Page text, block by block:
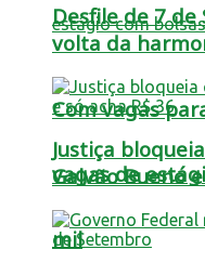
Com vagas
vagas de
mil
Desfile de 7
volta da
Justiça
Galvão Bueno